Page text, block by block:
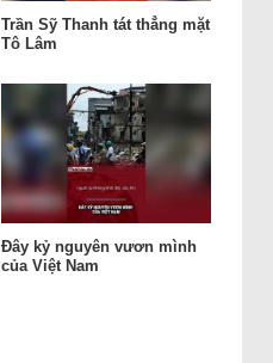
Trần Sỹ Thanh tát thẳng mặt
Tô Lâm
Đây kỷ nguyên vươn mình
của Việt Nam